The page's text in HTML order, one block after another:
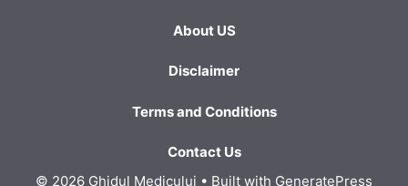
About US
Disclaimer
Terms and Conditions
Contact Us
© 2026 Ghidul Medicului • Built with GeneratePress